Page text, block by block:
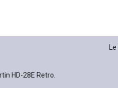
Le
HD-28E Retro.